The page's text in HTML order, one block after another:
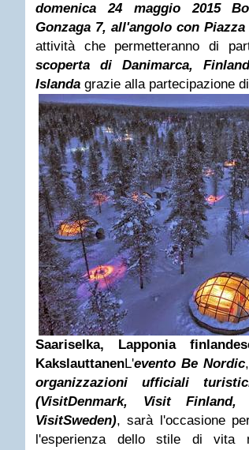
domenica 24 maggio 2015
Gonzaga 7, all'angolo con
attività che permetteranno di
scoperta di Danimarca,
Islanda grazie alla partecipazione di
Saariselka, Lapponia
KakslauttanenL'evento Be Nordic
organizzazioni ufficiali
(VisitDenmark, Visit
VisitSweden), sarà l'occasione
l'esperienza dello stile di